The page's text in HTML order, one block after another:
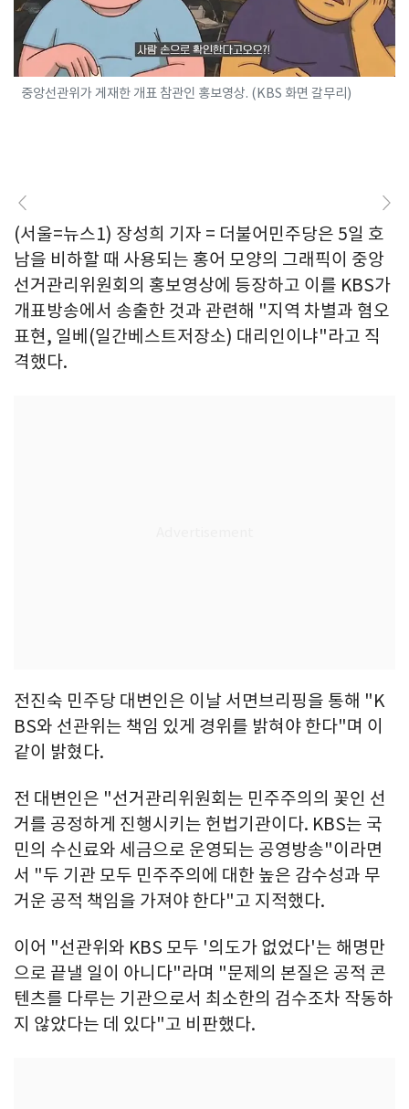
중앙선관위가 게재한 개표 참관인 홍보영상. (KBS 화면 갈무리)
(서울=뉴스1) 장성희 기자 = 더불어민주당은 5일 호
남을 비하할 때 사용되는 홍어 모양의 그래픽이 중앙
선거관리위원회의 홍보영상에 등장하고 이를 KBS가
개표방송에서 송출한 것과 관련해 "지역 차별과 혐오
표현, 일베(일간베스트저장소) 대리인이냐"라고 직
격했다.
전진숙 민주당 대변인은 이날 서면브리핑을 통해 "K
BS와 선관위는 책임 있게 경위를 밝혀야 한다"며 이
같이 밝혔다.
전 대변인은 "선거관리위원회는 민주주의의 꽃인 선
거를 공정하게 진행시키는 헌법기관이다. KBS는 국
민의 수신료와 세금으로 운영되는 공영방송"이라면
서 "두 기관 모두 민주주의에 대한 높은 감수성과 무
거운 공적 책임을 가져야 한다"고 지적했다.
이어 "선관위와 KBS 모두 '의도가 없었다'는 해명만
으로 끝낼 일이 아니다"라며 "문제의 본질은 공적 콘
텐츠를 다루는 기관으로서 최소한의 검수조차 작동하
지 않았다는 데 있다"고 비판했다.